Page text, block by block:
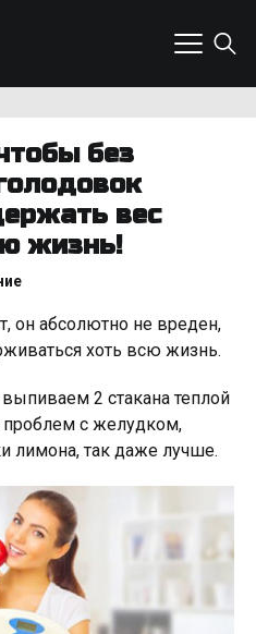
без
вес
жизнь!
он абсолютно не вреден,
хоть всю жизнь.
2 стакана теплой
проблем с желудком,
лимона, так даже лучше.